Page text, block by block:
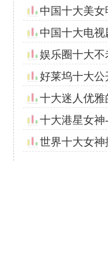
中国十大电视
娱乐圈十大
好莱坞十大公
十大迷人优
世界十大女神